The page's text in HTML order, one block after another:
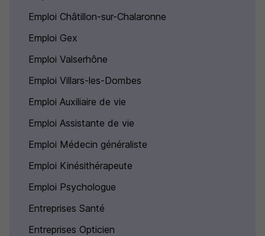
Emploi Châtillon-sur-Chalaronne
Emploi Gex
Emploi Valserhône
Emploi Villars-les-Dombes
Emploi Auxiliaire de vie
Emploi Assistante de vie
Emploi Médecin généraliste
Emploi Kinésithérapeute
Emploi Psychologue
Entreprises Santé
Entreprises Opticien